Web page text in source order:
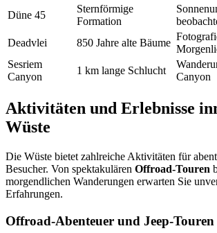
Düne 45
Sternförmige
Formation
Deadvlei
850 Jahre alte Bäume
Sesriem
Canyon
1 km lange Schlucht
Canyon
Aktivitäten und Erlebnisse
Wüste
Die Wüste bietet zahlreiche Aktivitäten für
Besucher. Von spektakulären Offroad-Touren
morgendlichen Wanderungen erwarten Sie
Erfahrungen.
Offroad-Abenteuer und Jeep-Touren